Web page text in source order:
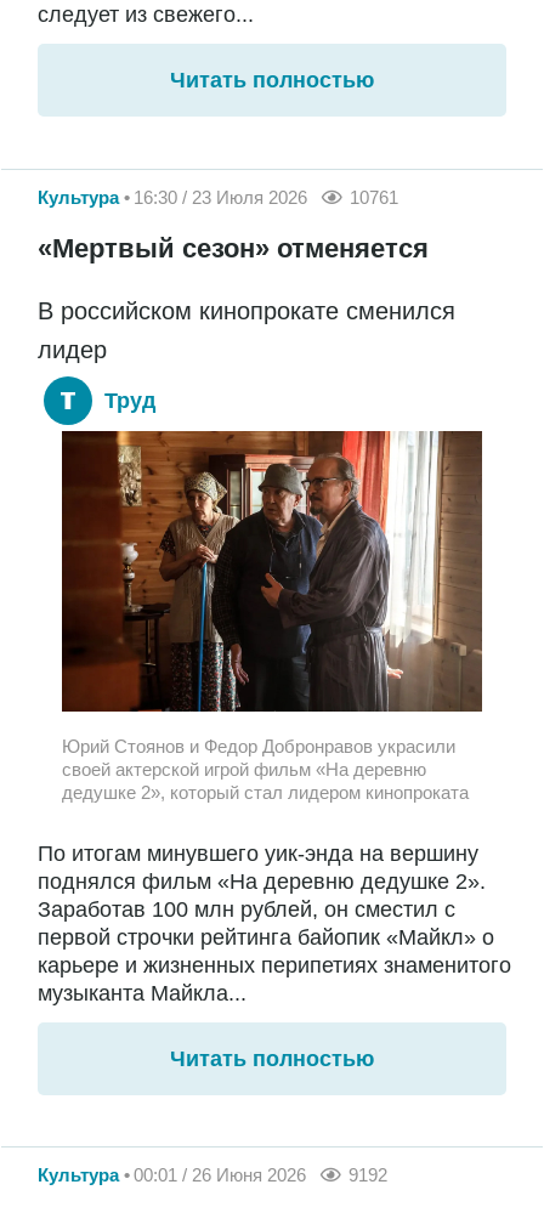
следует из свежего...
Читать полностью
Культура 16:30 / 23 Июля 2026 10761
«Мертвый сезон» отменяется
В российском кинопрокате сменился
лидер
Труд
Юрий Стоянов и Федор Добронравов украсили
своей актерской игрой фильм «На деревню
дедушке 2», который стал лидером кинопроката
По итогам минувшего уик-энда на вершину
поднялся фильм «На деревню дедушке 2».
Заработав 100 млн рублей, он сместил с
первой строчки рейтинга байопик «Майкл» о
карьере и жизненных перипетиях знаменитого
музыканта Майкла...
Читать полностью
Культура 00:01 / 26 Июня 2026 9192